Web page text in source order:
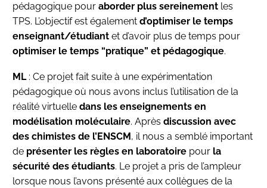
pédagogique pour aborder plus sereinement les
TPS. L’objectif est également d’optimiser le temps
enseignant/étudiant et d’avoir plus de temps pour
optimiser le temps “pratique” et pédagogique.
ML : Ce projet fait suite à une expérimentation
pédagogique où nous avons inclus l’utilisation de la
réalité virtuelle dans les enseignements en
modélisation moléculaire. Après discussion avec
des chimistes de l’ENSCM, il nous a semblé important
de présenter les règles en laboratoire pour la
sécurité des étudiants. Le projet a pris de l’ampleur
lorsque nous l’avons présenté aux collègues de la